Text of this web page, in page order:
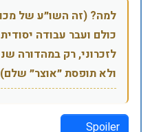
למה? (זה השו״ע של
כולם ועבר עבודה
לזכרוני, רק במהדורה
ולא תופסת ״אוצר״ שלם)
Spoiler